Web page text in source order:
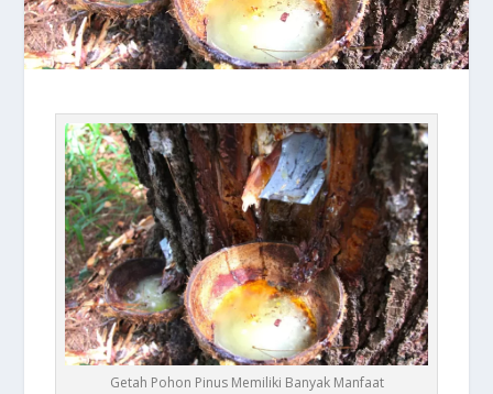
Getah Pohon Pinus Memiliki Banyak Manfaat